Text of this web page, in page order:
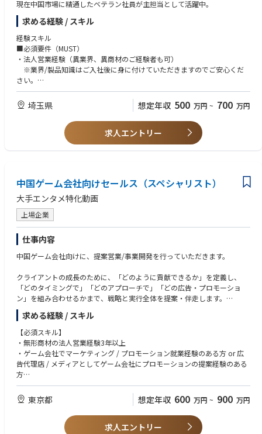
現在中国市場に精通したベテラン社員が主担当として活躍中。
求める経験 / スキル
経験スキル
■必須要件（MUST）
・法人営業経験（異業界、異商材のご経験者も可）
※業界/製品知識はご入社後に身に付けていただきますのでご安心くだ
さい。
・出張対応が可能な方
・中国語力(ビジネスレベル)
■歓迎要件（WANT）
・印刷機械の営業経験、業界知識、製品知識
埼玉県 想定年収 500 万円 ~ 700 万円
求人エントリー
中国ゲーム会社向けセールス（スペシャリスト）
大手エンタメ特化動画
上場企業
仕事内容
中国ゲーム会社向けに、提案営業/事業開発を行っていただきます。
クライアントの成長のために、「どのように貢献できるか」を定義し、
「どのタイミングで」「どのアプローチで」「どの広告・プロモーショ
ン」を組み合わせるかまで、戦略と実行全体を提案・伴走します。
【具体的な職務内容】
・マーケティング、プロダクトチームとのコミュニケーションを通じて営
業戦略 / 戦術の立案と実行
・中国ゲーム業界の市場調査 / リードの創出 / 既存顧客のリレーション構
築 / 新規開拓営業
・市場調査や商談をもとににした商品開発や改良
【このポジションの魅力】
■ゲームタイトルがあるだけ営業機会が生まれる
・各社複数タイトルが市場にあるので、その分営業機会があります。
・プラットフォームならではの利点を活かした営業活動ができます。
求める経験 / スキル
【必須スキル】
・無形商材の法人営業経験3年以上
・ゲーム会社でマーケティング / プロモーション就業経験のある方 or 広
告代理店 / メディアとしてゲーム会社にプロモーションの提案経験のある
方
・ビジネスレベルの日本語と、ネイティブレベルの中国語(北京語, 広東語
問わず)
※社内コミュニケーションは日本語となります
東京都 想定年収 600 万円 ~ 900 万円
求人エントリー